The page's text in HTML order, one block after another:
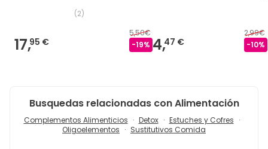
(2)
17,95 €
5,50€
-19% 4,47 €
2,99€
-10%
Busquedas relacionadas con Alimentación
Complementos Alimenticios Detox
Estuches y Cofres
Oligoelementos
Sustitutivos Comida